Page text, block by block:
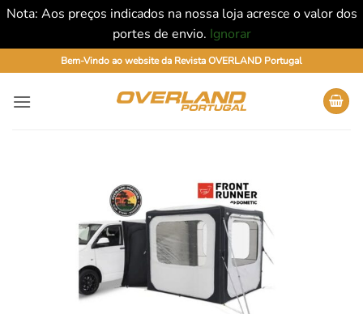
Nota: Aos preços indicados na nossa loja acresce o valor dos
portes de envio. Ignorar
to
content
Bem-Vindo ao website da Revista OVERLAND Portugal